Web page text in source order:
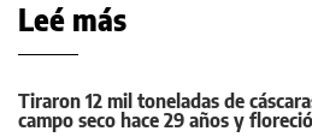
Leé más
Tiraron 12 mil toneladas de
campo seco hace 29 años y